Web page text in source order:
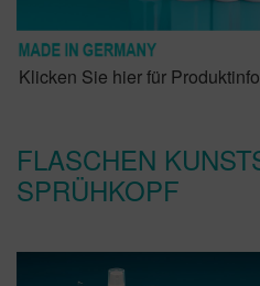
Klicken Sie hier für
FLASCHEN
SPRÜHKOPF